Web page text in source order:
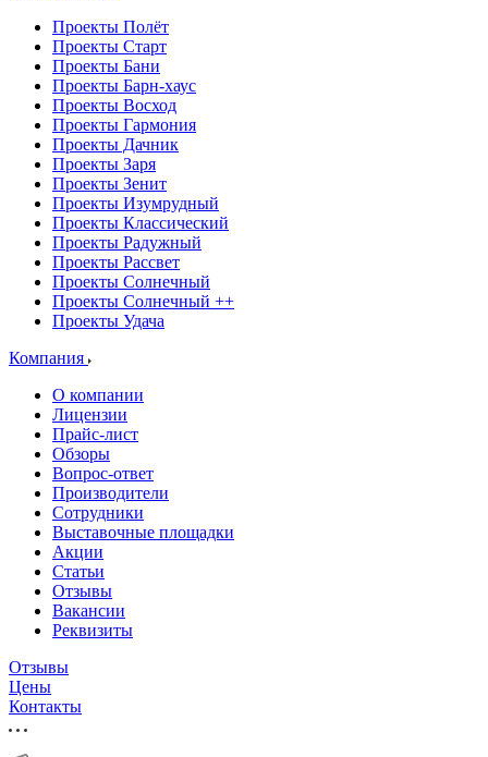
Проекты Полёт
Проекты Старт
Проекты Бани
Проекты Барн-хаус
Проекты Восход
Проекты Гармония
Проекты Дачник
Проекты Заря
Проекты Зенит
Проекты Изумрудный
Проекты Классический
Проекты Радужный
Проекты Рассвет
Проекты Солнечный
Проекты Солнечный ++
Проекты Удача
Компания
О компании
Лицензии
Прайс-лист
Обзоры
Вопрос-ответ
Производители
Сотрудники
Выставочные площадки
Акции
Статьи
Отзывы
Вакансии
Реквизиты
Отзывы
Цены
Контакты